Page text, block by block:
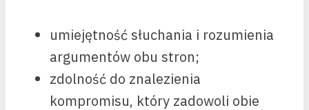
umiejętność słuchania i rozumienia
argumentów obu stron;
zdolność do znalezienia
kompromisu, który zadowoli obie